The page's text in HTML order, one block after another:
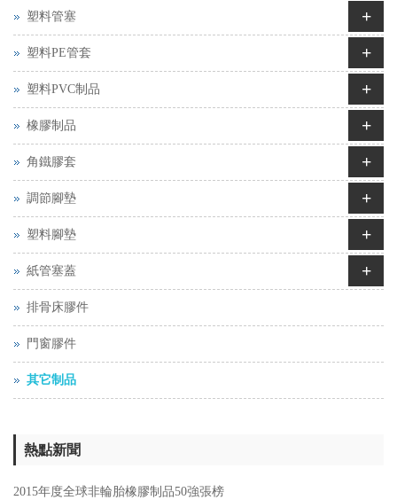
塑料管塞 +
塑料PE管套 +
塑料PVC制品 +
橡膠制品 +
角鐵膠套 +
調節腳墊 +
塑料腳墊 +
紙管塞蓋 +
排骨床膠件
門窗膠件
其它制品
熱點新聞
2015年度全球非輪胎橡膠制品50強張榜